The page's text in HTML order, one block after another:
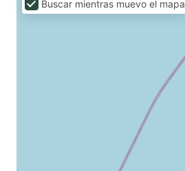
Buscar mientras muevo el mapa